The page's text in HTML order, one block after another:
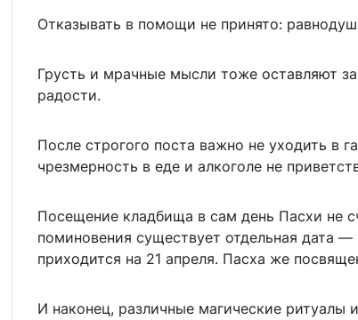
Отказывать в помощи не принято:
Грусть и мрачные мысли тоже оставляют
радости.
После строгого поста важно не уходить в
чрезмерность в еде и алкоголе не
Посещение кладбища в сам день Пасхи не
поминовения существует отдельная дата
приходится на 21 апреля. Пасха же
И наконец, различные магические ритуалы